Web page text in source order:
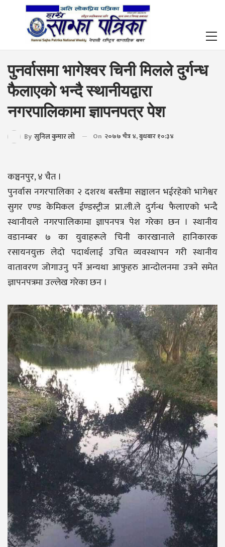
पुनर्वासमा भागेश्वर चिनी मिलले दुर्गन्ध
फैलाएको भन्दै स्थानीयद्वारा
नगरपालिकामा ज्ञापनपत्र पेश
By सुनिल कुमार लो On २०७७ चैत्र ४, बुधबार १०:३४
कञ्चनपुर, ४ चैत ।
पुनर्वास नगरपालिका २ दशरथ बस्तीमा सञ्चालन भईरहेको भागेश्वर
सुगर एण्ड केमिकल ईण्डस्ट्रीज प्रा.ली.ले दुर्गन्ध फैलाएको भन्दै
स्थानीयले नगरपालिकामा ज्ञापनपत्र पेश गरेका छन । स्थानीय
वडानम्बर ७ का युवाहरूले चिनी कारखानाले हानिकारक
रसायनयुक्त लेदो पदार्थलाई उचित व्यवस्थापन गरी स्थानीय
वातावरण जोगाउनु पर्ने अन्यथा आफुहरु आन्दोलनमा उत्रने समेत
ज्ञापनपत्रमा उल्लेख गरेका छन ।